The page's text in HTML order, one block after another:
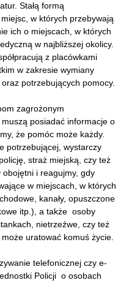
Stałą formą
w których przebywają
ich o miejscach, w których
w najbliższej okolicy.
z placówkami
w zakresie wymiany
potrzebujących pomocy.
zagrożonym
muszą posiadać informacje o
że pomóc może każdy.
potrzebującej, wystarczy
straż miejską, czy też
i reagujmy, gdy
w miejscach, w których
kanały, opuszczone
itp.), a także osoby
nietrzeźwe, czy też
uratować komuś życie.
telefonicznej czy e-
Policji o osobach